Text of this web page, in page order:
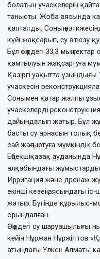
болатын учаскелерін
танысты. Жоба аясында
қапталды. Соның
күйі жақсарып, су өткізу
Бұл өңірдегі 33,3 мың
қамтылуын жақсартуға
Қазіргі уақытта
учаскесін
Сонымен қатар жалпы
учаскелерді
дайындалып жатыр. Бұл
басты су арнасын толық
сай жаңғыртуға мүмкіндік
Еңбекшіқазақ ауданында
алқабындағы
Ирригация және дренаж
екінші кезеңі аясындағы
жатыр. Бүгінде құрылыс-
орындалған.
Өңірдегі су шаруашылығы
кейін Нұржан Нұржігітов
атындағы Үлкен Алматы